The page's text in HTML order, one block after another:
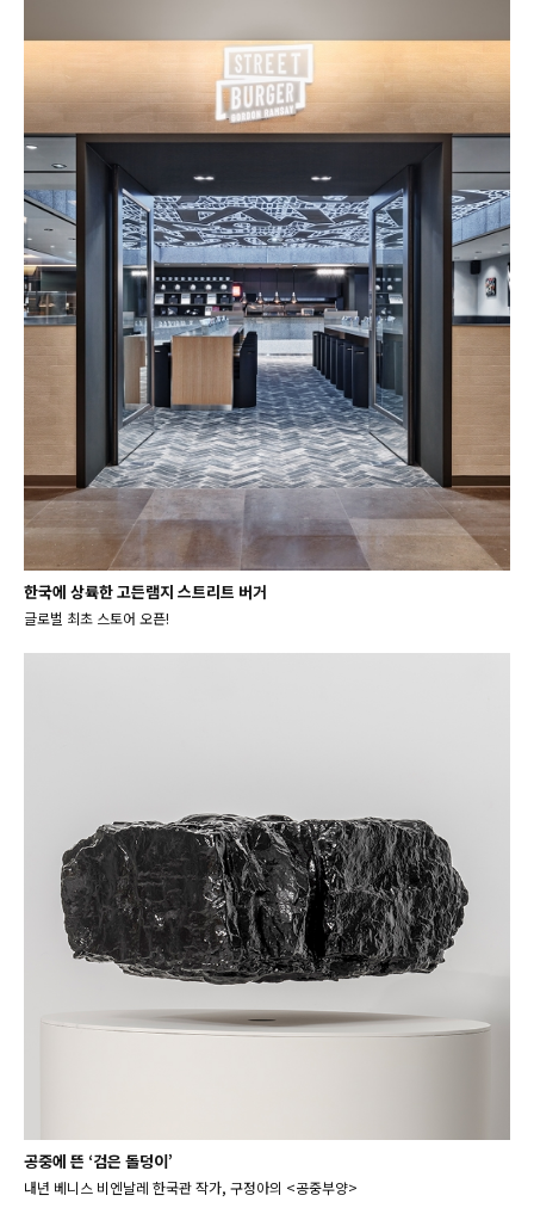
한국에 상륙한 고든램지 스트리트 버거
글로벌 최초 스토어 오픈!
공중에 뜬 ‘검은 돌덩이’
내년 베니스 비엔날레 한국관 작가, 구정아의 <공중부양>